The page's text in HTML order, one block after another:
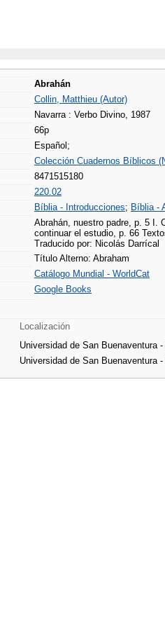
Abrahán
Collin, Matthieu (Autor)
Navarra : Verbo Divino, 1987
66p
Español;
Colección Cuadernos Bíblicos
8471515180
220.02
Bíblia - Introducciones; Bíblia -
Abrahán, nuestro padre, p. 5 I.
continuar el estudio, p. 66
Traducido por: Nicolás Darrícal
Título Alterno: Abraham
Catálogo Mundial - WorldCat
Google Books
Localización
Universidad de San Buenaventura
Universidad de San Buenaventura